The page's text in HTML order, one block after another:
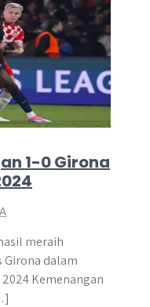
1-0 Girona
meraih
Girona dalam
Kemenangan